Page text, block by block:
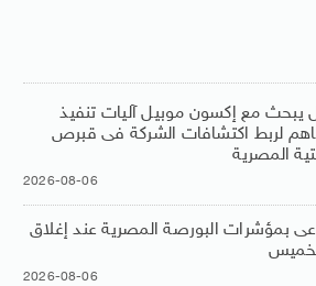
يبحث مع إكسون موبيل آليات تنفيذ
لربط اكتشافات الشركة فى قبرص
المصرية
2026-08-06
بمؤشرات البورصة المصرية عند إغلاق
2026-08-06